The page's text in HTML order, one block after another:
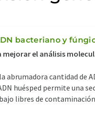
bacteriano y
mejorar el análisis
abrumadora cantidad de
huésped permite una
libres de